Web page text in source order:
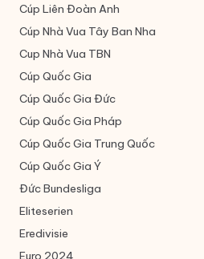
Cúp Liên Đoàn Anh
Cúp Nhà Vua Tây Ban Nha
Cup Nhà Vua TBN
Cúp Quốc Gia
Cúp Quốc Gia Đức
Cúp Quốc Gia Pháp
Cúp Quốc Gia Trung Quốc
Cúp Quốc Gia Ý
ĐứcBundesliga
Eliteserien
Eredivisie